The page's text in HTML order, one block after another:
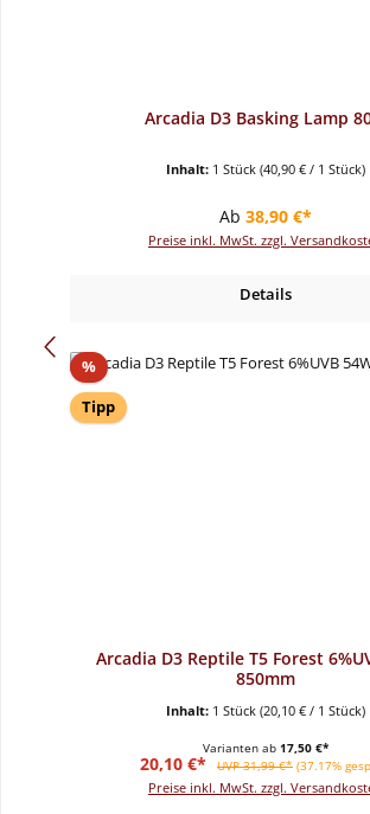
Arcadia D3 Basking Lamp
Inhalt: 1 Stück (40,90 € / 1 Stück)
Regulärer Preis:
Ab 38,90 €*
Preise inkl. MwSt. zzgl.
Details
%Rabatt
Tipp
Arcadia D3 Reptile T5 Forest
850mm
Inhalt: 1 Stück (20,10 € / 1 Stück)
Varianten ab 17,50 €*
Verkaufspreis:
20,10 €* Regulärer Preis:
UVP 31,99 €* (37.17%
Preise inkl. MwSt. zzgl.